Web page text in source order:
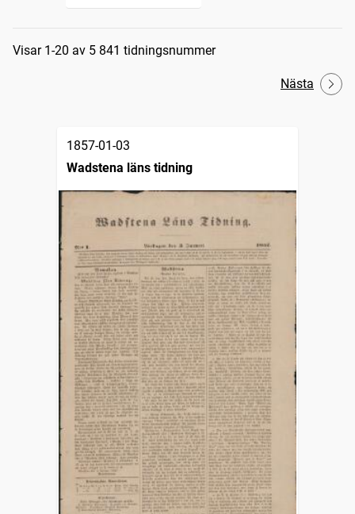
Sökresultat
Visar 1-20 av 5 841 tidningsnummer
Nästa
1857-01-03
Wadstena läns tidning